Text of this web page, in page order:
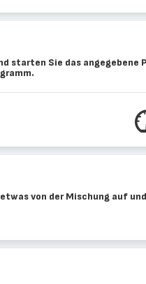
starten Sie das angegebene
von der Mischung auf